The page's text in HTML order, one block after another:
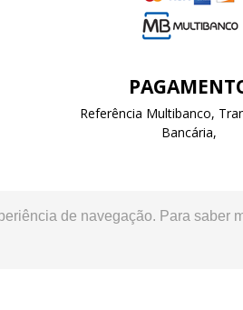
de navegação. Para saber
Referência Multibanco,
Bancária,